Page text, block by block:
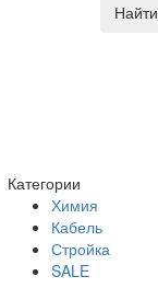
Найти
Категории
Химия
Кабель
Стройка
SALE